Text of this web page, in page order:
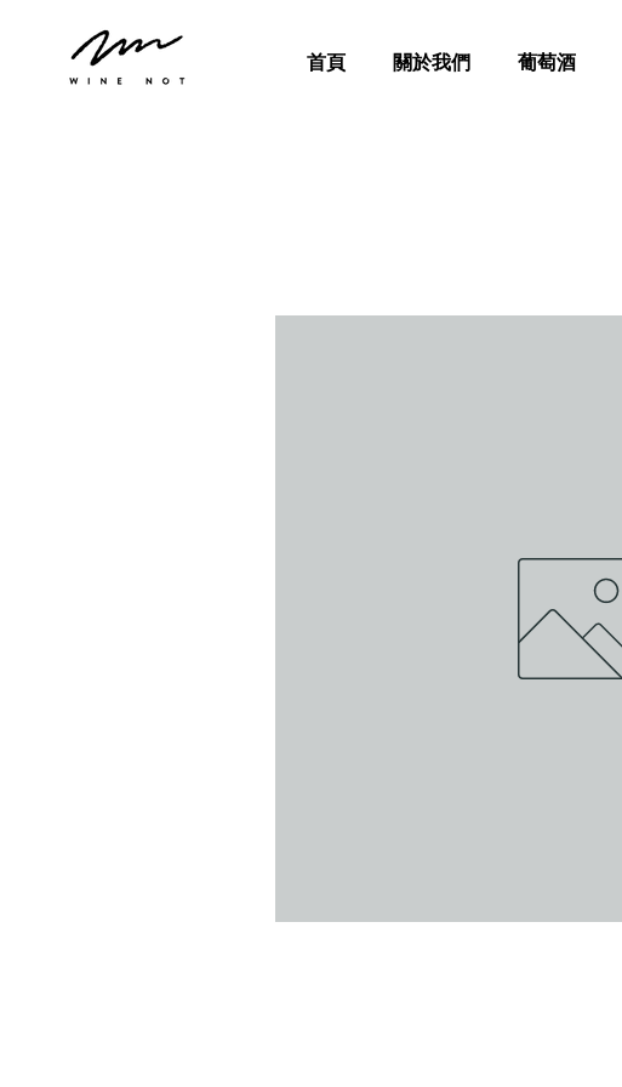
首頁 關於我們 葡萄酒